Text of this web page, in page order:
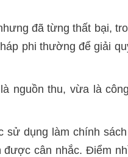
đã từng thất bại,
phi thường để giải
nguồn thu, vừa là
sử dụng làm chính
cân nhắc. Điểm